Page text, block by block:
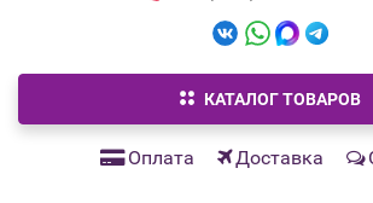
КАТАЛОГ ТОВАРОВ
Оплата Доставка